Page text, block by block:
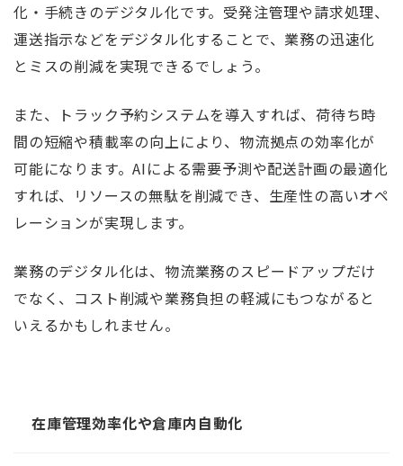
化・手続きのデジタル化です。受発注管理や請求処理、
運送指示などをデジタル化することで、業務の迅速化
とミスの削減を実現できるでしょう。
また、トラック予約システムを導入すれば、荷待ち時
間の短縮や積載率の向上により、物流拠点の効率化が
可能になります。AIによる需要予測や配送計画の最適化
すれば、リソースの無駄を削減でき、生産性の高いオペ
レーションが実現します。
業務のデジタル化は、物流業務のスピードアップだけ
でなく、コスト削減や業務負担の軽減にもつながると
いえるかもしれません。
在庫管理効率化や倉庫内自動化